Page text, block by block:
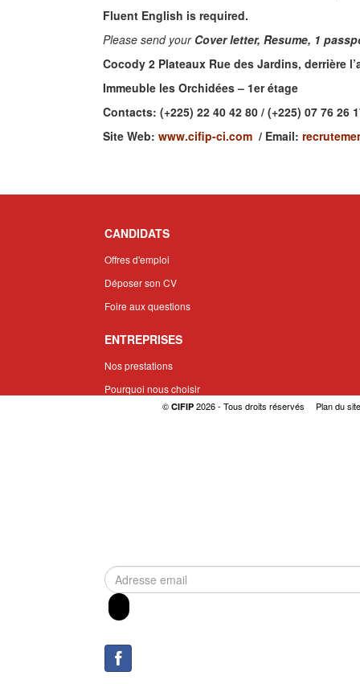
Fluent English is required.
Please send your Cover letter, Resume, 1
Cocody 2 Plateaux Rue des Jardins, derrière
Immeuble les Orchidées – 1er étage
Contacts: (+225) 22 40 42 80 / (+225) 07 76 26
Site Web: www.cifip-ci.com / Email:
CANDIDATS
Offres d'emploi
Déposer son CV
Foire aux questions
ENTREPRISES
Nos prestations
Pourquoi nous choisir
Demander une cotation
© CIFIP 2026 - Tous droits réservés Plan du site